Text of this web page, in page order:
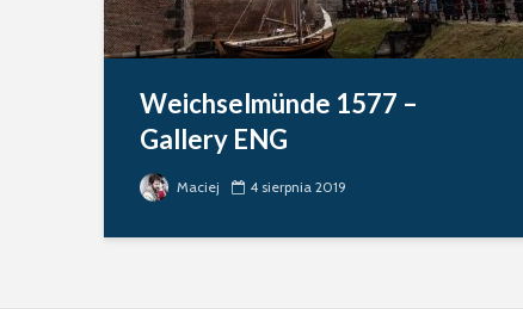
Weichselmünde 1577 –
Gallery ENG
Maciej 4 sierpnia 2019